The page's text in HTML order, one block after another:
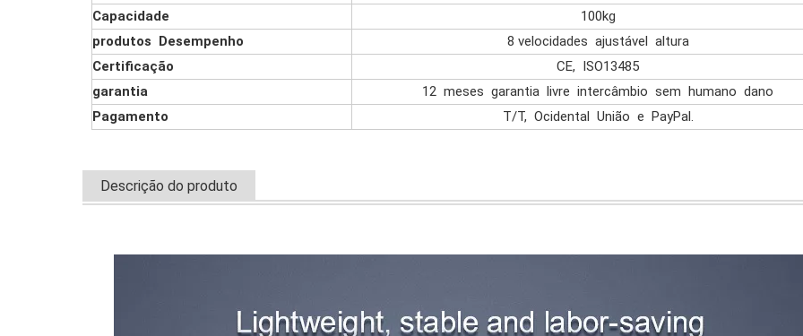
Capacidade
100kg
produtos Desempenho
8 velocidades ajustável altura
Certificação
CE, ISO13485
garantia
12 meses garantia livre intercâmbio sem humano dano
Pagamento
T/T, Ocidental União e PayPal.
Descrição do produto